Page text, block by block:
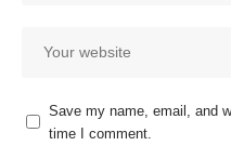
Save my name, email, and
time I comment.